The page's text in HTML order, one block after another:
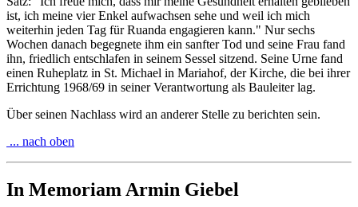
ist, ich meine vier Enkel aufwachsen sehe und weil ich mich
weiterhin jeden Tag für Ruanda engagieren kann." Nur sechs
Wochen danach begegnete ihm ein sanfter Tod und seine Frau fand
ihn, friedlich entschlafen in seinem Sessel sitzend. Seine Urne fand
einen Ruheplatz in St. Michael in Mariahof, der Kirche, die bei ihrer
Errichtung 1968/69 in seiner Verantwortung als Bauleiter lag.
Über seinen Nachlass wird an anderer Stelle zu berichten sein.
... nach oben
In Memoriam Armin Giebel